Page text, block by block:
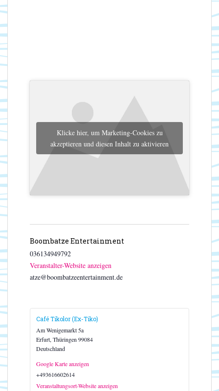
Klicke hier, um Marketing-Cookies zu
akzeptieren und diesen Inhalt zu aktivieren
Boombatze Entertainment
036134949792
Veranstalter-Website anzeigen
atze@boombatzeentertainment.de
Café Tikolor (Ex-Tiko)
Am Wenigemarkt 5a
Erfurt, Thüringen 99084
Deutschland
Google Karte anzeigen
+493616602614
Veranstaltungsort-Website anzeigen